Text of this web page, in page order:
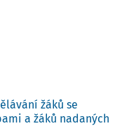
žáků se
a žáků nadaných